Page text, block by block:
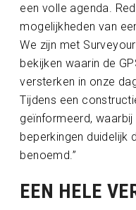
een volle agenda.
mogelijkheden van
We zijn met
bekijken waarin de
versterken in onze
Tijdens een
geïnformeerd,
beperkingen duidelijk
benoemd.”
EEN HELE